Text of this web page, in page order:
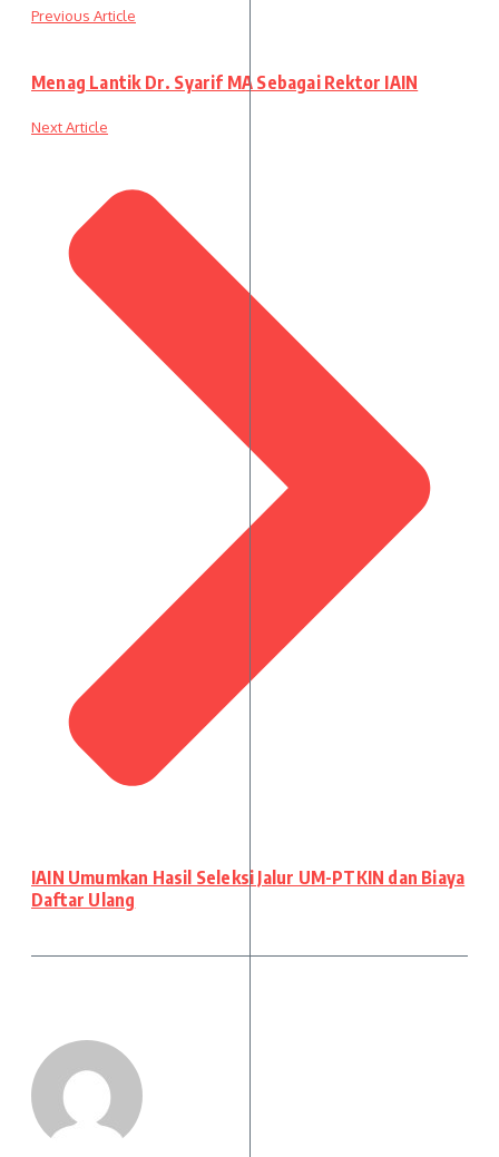
Previous Article
Menag Lantik Dr. Syarif MA Sebagai Rektor IAIN
Next Article
IAIN Umumkan Hasil Seleksi Jalur UM-PTKIN dan Biaya
Daftar Ulang